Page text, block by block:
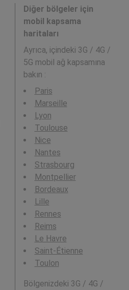
Diğer bölgeler için
mobil kapsama
haritaları
Ayrıca, içindeki 3G / 4G /
5G mobil ağ kapsamına
bakın :
Paris
Marseille
Lyon
Toulouse
Nice
Nantes
Strasbourg
Montpellier
Bordeaux
Lille
Rennes
Reims
Le Havre
Saint-Étienne
Toulon
Bölgenizdeki 3G / 4G /